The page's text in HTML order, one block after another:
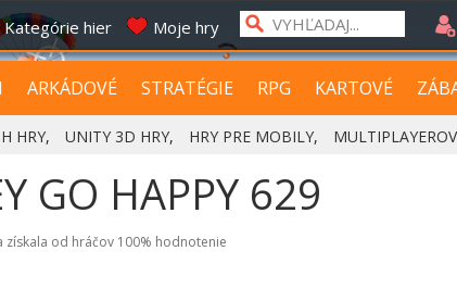
Kategórie hier Moje hry
ARKÁDOVÉ STRATÉGIE RPG KARTOVÉ
HRY, UNITY 3D HRY, HRY PRE MOBILY,
GO HAPPY 629
získala od hráčov 100% hodnotenie